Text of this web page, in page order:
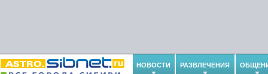
НОВОСТИ РАЗВЛЕЧЕНИЯ